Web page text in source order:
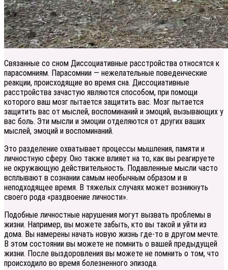
Связанные со сном Диссоциативные расстройства относятся к
парасомниям. Парасомнии — нежелательные поведенческие
реакции, происходящие во время сна. Диссоциативные
расстройства зачастую являются способом, при помощи
которого ваш мозг пытается защитить вас. Мозг пытается
защитить вас от мыслей, воспоминаний и эмоций, вызывающих у
вас боль. Эти мысли и эмоции отделяются от других ваших
мыслей, эмоций и воспоминаний.
Это разделение охватывает процессы мышления, памяти и
личностную сферу. Оно также влияет на то, как вы реагируете
не окружающую действительность. Подавленные мысли часто
всплывают в сознании самым необычным образом и в
неподходящее время. В тяжелых случаях может возникнуть
своего рода «раздвоение личности».
Подобные личностные нарушения могут вызвать проблемы в
жизни. Например, вы можете забыть, кто вы такой и уйти из
дома. Вы намерены начать новую жизнь где-то в другом мечте.
В этом состоянии вы можете не помнить о вашей предыдущей
жизни. После выздоровления вы можете не помнить о том, что
происходило во время болезненного эпизода.